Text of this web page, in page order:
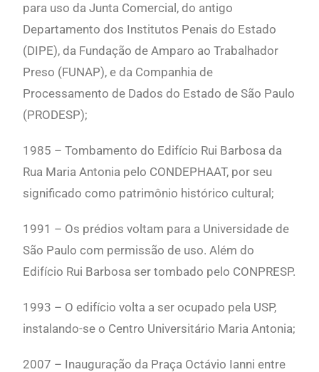
para uso da Junta Comercial, do antigo
Departamento dos Institutos Penais do Estado
(DIPE), da Fundação de Amparo ao Trabalhador
Preso (FUNAP), e da Companhia de
Processamento de Dados do Estado de São Paulo
(PRODESP);
1985 – Tombamento do Edifício Rui Barbosa da
Rua Maria Antonia pelo CONDEPHAAT, por seu
significado como patrimônio histórico cultural;
1991 – Os prédios voltam para a Universidade de
São Paulo com permissão de uso. Além do
Edifício Rui Barbosa ser tombado pelo CONPRESP.
1993 – O edifício volta a ser ocupado pela USP,
instalando-se o Centro Universitário Maria Antonia;
2007 – Inauguração da Praça Octávio Ianni entre